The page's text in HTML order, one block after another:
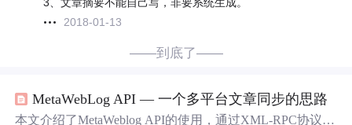
2018-01-13
——到底了——
MetaWebLog API — 一个多平台文章同步的思路
本文介绍了MetaWeblog API的使用，通过XML-RPC协议实